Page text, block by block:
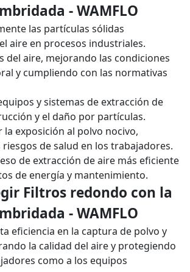
- WAMFLO
las partículas sólidas
aire en procesos industriales.
del aire, mejorando las condiciones
y cumpliendo con las normativas
y sistemas de extracción de
y el daño por partículas.
la exposición al polvo nocivo,
de salud en los trabajadores.
de extracción de aire más eficiente
de energía y mantenimiento.
Filtros redondo con la
- WAMFLO
eficiencia en la captura de polvo y
la calidad del aire y protegiendo
como a los equipos